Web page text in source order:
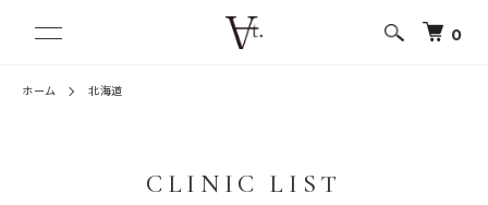
0
ホーム 北海道
CLINIC LIST